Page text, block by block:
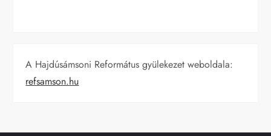
A Hajdúsámsoni Református gyülekezet weboldala:
refsamson.hu